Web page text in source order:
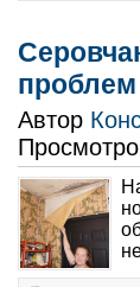
проблем
Автор